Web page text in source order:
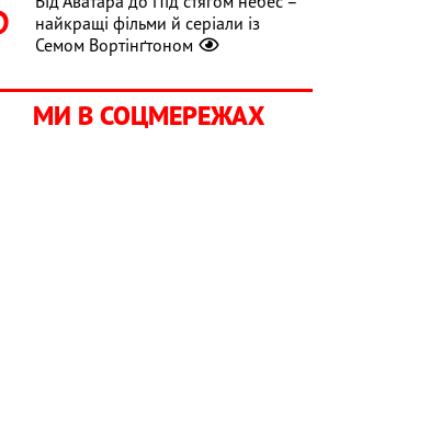
найкращі фільми й серіали із
Семом Вортінґтоном
МИ В СОЦМЕРЕЖАХ